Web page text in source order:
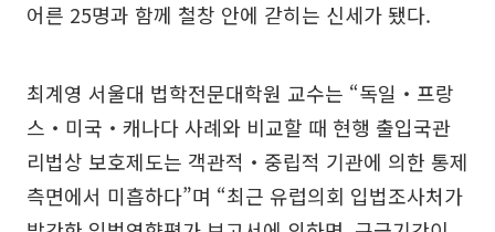
어른 25명과 함께 철창 안에 갇히는 신세가 됐다.
최계영 서울대 법학전문대학원 교수는 “독일‧프랑
스‧미국‧캐나다 사례와 비교할 때 현행 출입국관
리법상 보호제도는 객관적‧중립적 기관에 의한 통제
측면에서 미흡하다”며 “최근 유럽의회 입법조사처가